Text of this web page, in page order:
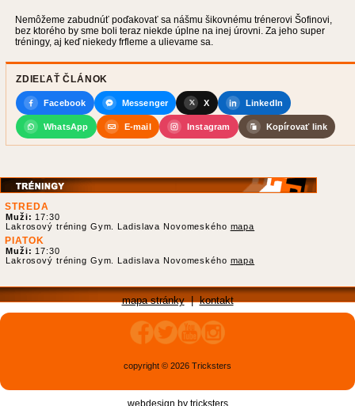
Nemôžeme zabudnúť poďakovať sa nášmu šikovnému trénerovi Šofinovi,
bez ktorého by sme boli teraz niekde úplne na inej úrovni. Za jeho super
tréningy, aj keď niekedy frfleme a ulievame sa.
ZDIEĽAŤ ČLÁNOK
Facebook Messenger X LinkedIn
WhatsApp E-mail Instagram Kopírovať link
STREDA
Muži: 17:30
Lakrosový tréning Gym. Ladislava Novomeského mapa
PIATOK
Muži: 17:30
Lakrosový tréning Gym. Ladislava Novomeského mapa
mapa stránky|kontakt
copyright © 2026 Tricksters
webdesign by tricksters